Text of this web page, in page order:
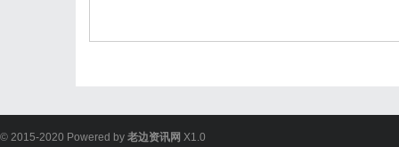
© 2015-2020 Powered by 老边资讯网 X1.0